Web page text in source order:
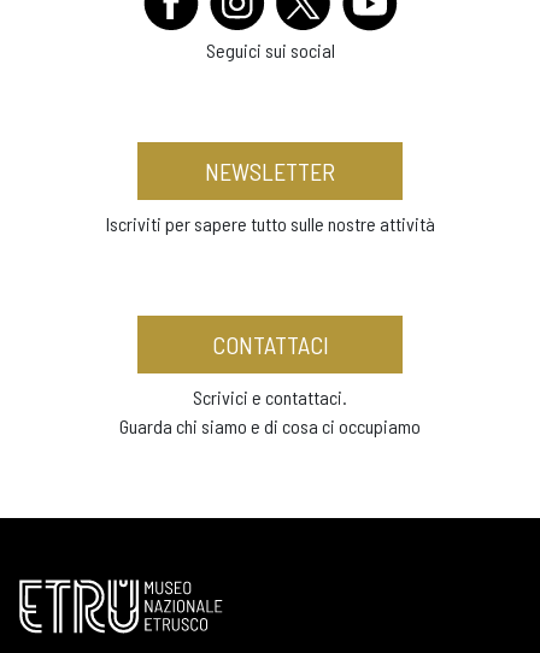
Seguici sui social
NEWSLETTER
Iscriviti per sapere tutto sulle nostre attività
CONTATTACI
Scrivici e contattaci.
Guarda chi siamo e di cosa ci occupiamo